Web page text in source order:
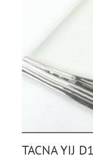
TACNA YIJ